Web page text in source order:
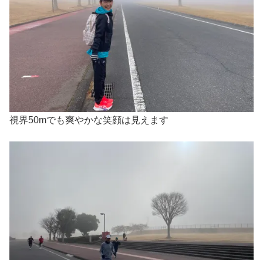
視界50mでも爽やかな笑顔は見えます